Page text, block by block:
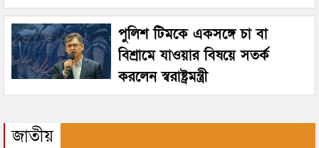
পুলিশ টিমকে একসঙ্গে চা বা
বিশ্রামে যাওয়ার বিষয়ে সতর্ক
করলেন স্বরাষ্ট্রমন্ত্রী
জাতীয়